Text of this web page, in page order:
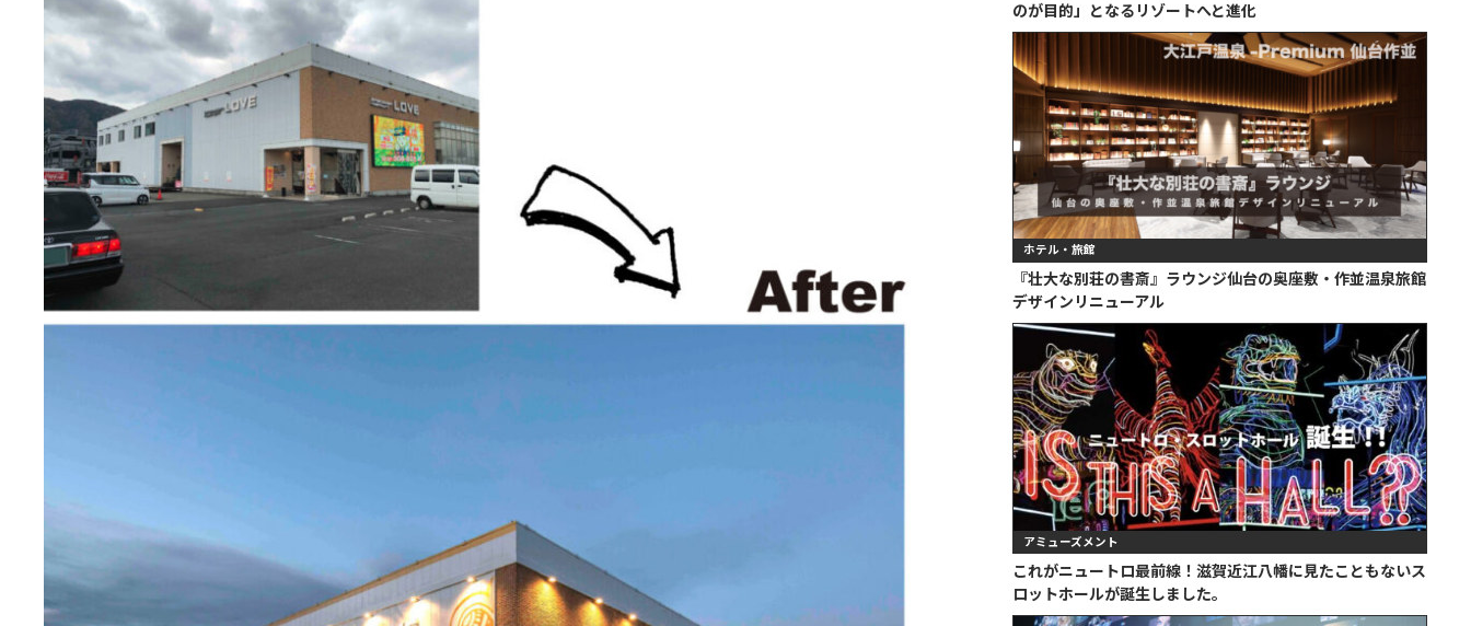
のが目的」となるリゾートへと進化
ホテル・旅館
『壮大な別荘の書斎』ラウンジ仙台の奥座敷・作並温泉旅館
デザインリニューアル
アミューズメント
これがニュートロ最前線！滋賀近江八幡に見たこともないス
ロットホールが誕生しました。